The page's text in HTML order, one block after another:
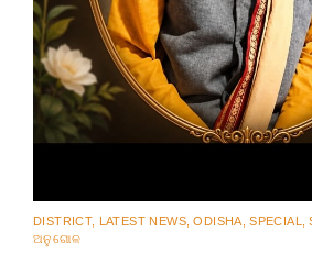
DISTRICT, LATEST NEWS ODISHA SPECIAL
ଅନୁଗୋଳ